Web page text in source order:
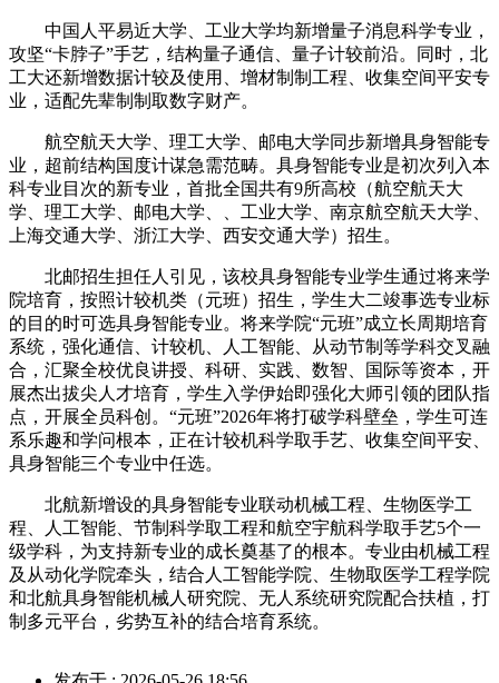
中国人平易近大学、工业大学均新增量子消息科学专业，
攻坚“卡脖子”手艺，结构量子通信、量子计较前沿。同时，北
工大还新增数据计较及使用、增材制制工程、收集空间平安专
业，适配先辈制制取数字财产。
航空航天大学、理工大学、邮电大学同步新增具身智能专
业，超前结构国度计谋急需范畴。具身智能专业是初次列入本
科专业目次的新专业，首批全国共有9所高校（航空航天大
学、理工大学、邮电大学、、工业大学、南京航空航天大学、
上海交通大学、浙江大学、西安交通大学）招生。
北邮招生担任人引见，该校具身智能专业学生通过将来学
院培育，按照计较机类（元班）招生，学生大二竣事选专业标
的目的时可选具身智能专业。将来学院“元班”成立长周期培育
系统，强化通信、计较机、人工智能、从动节制等学科交叉融
合，汇聚全校优良讲授、科研、实践、数智、国际等资本，开
展杰出拔尖人才培育，学生入学伊始即强化大师引领的团队指
点，开展全员科创。“元班”2026年将打破学科壁垒，学生可连
系乐趣和学问根本，正在计较机科学取手艺、收集空间平安、
具身智能三个专业中任选。
北航新增设的具身智能专业联动机械工程、生物医学工
程、人工智能、节制科学取工程和航空宇航科学取手艺5个一
级学科，为支持新专业的成长奠基了的根本。专业由机械工程
及从动化学院牵头，结合人工智能学院、生物取医学工程学院
和北航具身智能机械人研究院、无人系统研究院配合扶植，打
制多元平台，劣势互补的结合培育系统。